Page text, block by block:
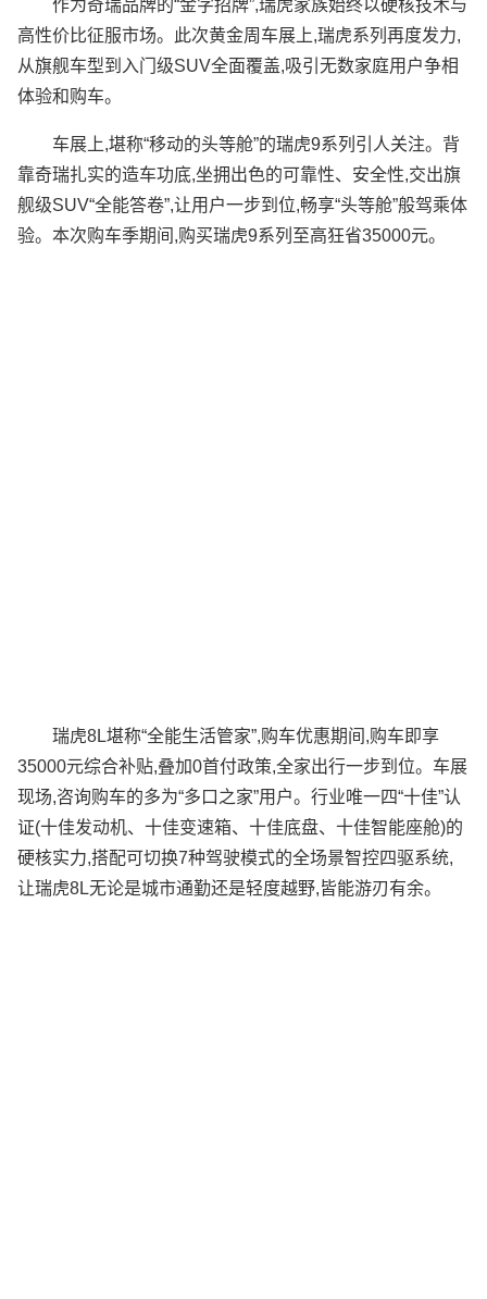
作为奇瑞品牌的“金字招牌”,瑞虎家族始终以硬核技术与
高性价比征服市场。此次黄金周车展上,瑞虎系列再度发力,
从旗舰车型到入门级SUV全面覆盖,吸引无数家庭用户争相
体验和购车。
车展上,堪称“移动的头等舱”的瑞虎9系列引人关注。背
靠奇瑞扎实的造车功底,坐拥出色的可靠性、安全性,交出旗
舰级SUV“全能答卷”,让用户一步到位,畅享“头等舱”般驾乘体
验。本次购车季期间,购买瑞虎9系列至高狂省35000元。
瑞虎8L堪称“全能生活管家”,购车优惠期间,购车即享
35000元综合补贴,叠加0首付政策,全家出行一步到位。车展
现场,咨询购车的多为“多口之家”用户。行业唯一四“十佳”认
证(十佳发动机、十佳变速箱、十佳底盘、十佳智能座舱)的
硬核实力,搭配可切换7种驾驶模式的全场景智控四驱系统,
让瑞虎8L无论是城市通勤还是轻度越野,皆能游刃有余。